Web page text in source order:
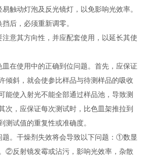
动灯泡及反光镜灯，以免影响光效率。
后，必须重新调零。
意其方向性，并应配套使用，以延长其使
在使用中的正确到位问题。首先，应保证
倾斜，就会使参比样品与待测样品的吸收
能使入射光不能全部通过样品池，导致测
次，应保证每次测试时，比色皿架推拉到
测试值的重复性或准确度。
。干燥剂失效将会导致以下问题：①数显
②反射镜发霉或沾污，影响光效率，杂散